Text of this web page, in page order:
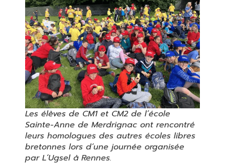
Les élèves de CM1 et CM2 de l’école
Sainte-Anne de Merdrignac ont rencontré
leurs homologues des autres écoles libres
bretonnes lors d’une journée organisée
par L’Ugsel à Rennes.